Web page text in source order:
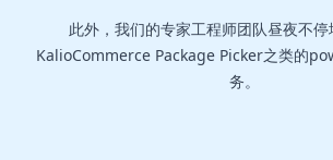
此外，我们的专家工程师团队昼夜不
KalioCommerce Package Picker之类的
务。